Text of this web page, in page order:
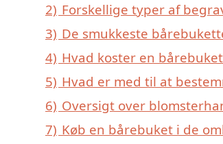
2) Forskellige typer af
3) De smukkeste
4) Hvad koster en
5) Hvad er med til at
6) Oversigt over
7) Køb en bårebuket i de